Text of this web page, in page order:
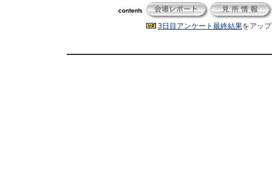
3日目アンケート最終結果をアッ